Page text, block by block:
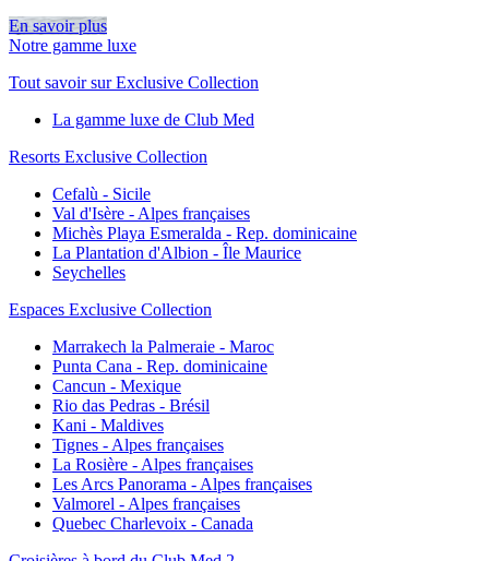
En savoir plus
Notre gamme luxe
Tout savoir sur Exclusive Collection
La gamme luxe de Club Med
Resorts Exclusive Collection
Cefalù - Sicile
Val d'Isère - Alpes françaises
Michès Playa Esmeralda - Rep. dominicaine
La Plantation d'Albion - Île Maurice
Seychelles
Espaces Exclusive Collection
Marrakech la Palmeraie - Maroc
Punta Cana - Rep. dominicaine
Cancun - Mexique
Rio das Pedras - Brésil
Kani - Maldives
Tignes - Alpes françaises
La Rosière - Alpes françaises
Les Arcs Panorama - Alpes françaises
Valmorel - Alpes françaises
Quebec Charlevoix - Canada